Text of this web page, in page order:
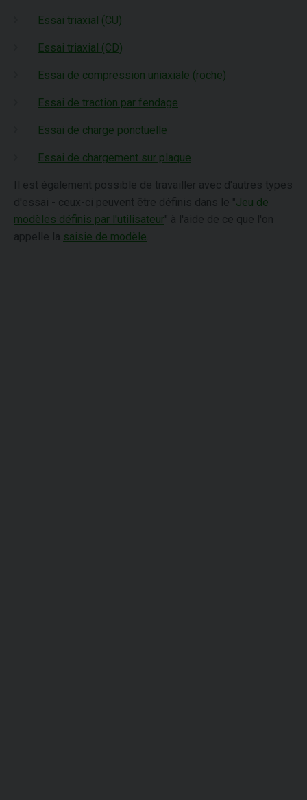
Essai triaxial (CU)
Essai triaxial (CD)
Essai de compression uniaxiale (roche)
Essai de traction par fendage
Essai de charge ponctuelle
Essai de chargement sur plaque
Il est également possible de travailler avec d'autres types
d'essai - ceux-ci peuvent être définis dans le "Jeu de
modèles définis par l'utilisateur" à l'aide de ce que l'on
appelle la saisie de modèle